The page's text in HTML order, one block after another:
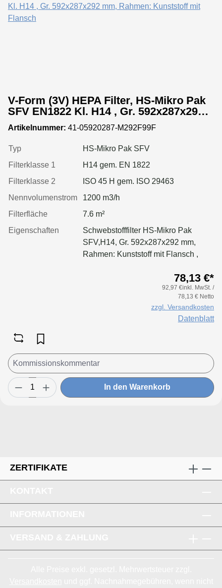
V-Form (3V) HEPA Filter, HS-Mikro Pak
SFV EN1822 Kl. H14 , Gr. 592x287x292
mm, Rahmen: Kunststoff mit Flansch
Artikelnummer: 41-05920287-M292F99F
Typ
HS-Mikro Pak SFV
Filterklasse 1
H14 gem. EN 1822
Filterklasse 2
ISO 45 H gem. ISO 29463
Nennvolumenstrom
1200 m3/h
Filterfläche
7.6 m²
Eigenschaften
Schwebstofffilter HS-Mikro Pak
SFV,H14, Gr. 592x287x292 mm,
Rahmen: Kunststoff mit Flansch ,
78,13 €*
92,97 €inkl. MwSt. /
78,13 € Netto
zzgl. Versandkosten
Datenblatt
In den Warenkorb
ZERTIFIKATE